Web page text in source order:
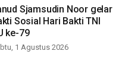
Sjamsudin Noor gelar
Sosial Hari Bakti TNI
ke-79
1 Agustus 2026